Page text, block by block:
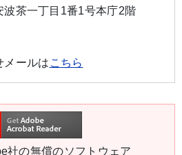
波茶一丁目1番1号本庁2階
メールは こちら
社の無償のソフトウェア